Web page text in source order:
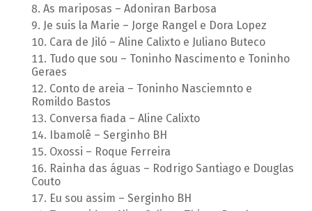
As mariposas – Adoniran Barbosa
Je suis la Marie – Jorge Rangel e Dora Lopez
Cara de Jiló – Aline Calixto e Juliano Buteco
Tudo que sou – Toninho Nascimento e Toninho
Geraes
Conto de areia – Toninho Nasciemnto e
Romildo Bastos
Conversa fiada – Aline Calixto
Ibamolê – Serginho BH
Oxossi – Roque Ferreira
Rainha das águas – Rodrigo Santiago e Douglas
Couto
Eu sou assim – Serginho BH